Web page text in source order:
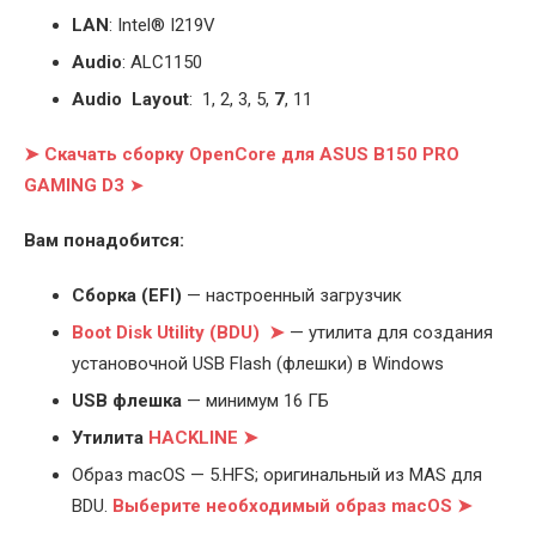
LAN: Intel® I219V
Audio: ALC1150
Audio Layout: 1, 2, 3, 5, 7, 11
➤ Скачать сборку OpenCore для ASUS B150 PRO
GAMING D3 ➤
Вам понадобится:
Cборка (EFI) — настроенный загрузчик
Boot Disk Utility (BDU) ➤ — утилита для создания
установочной USB Flash (флешки) в Windows
USB флешка — минимум 16 ГБ
Утилита HACKLINE ➤
Образ macOS — 5.HFS; оригинальный из MAS для
BDU. Выберите необходимый образ macOS ➤